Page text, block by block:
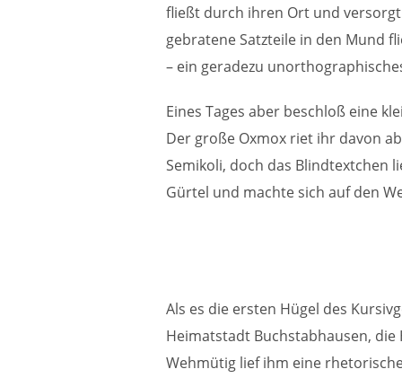
fließt durch ihren Ort und
gebratene Satzteile in den Mund
– ein geradezu
Eines Tages aber beschloß eine
Der große Oxmox riet ihr davon
Semikoli, doch das Blindtextchen
Gürtel und machte sich auf den
Als es die ersten Hügel des
Heimatstadt Buchstabhausen,
Wehmütig lief ihm eine